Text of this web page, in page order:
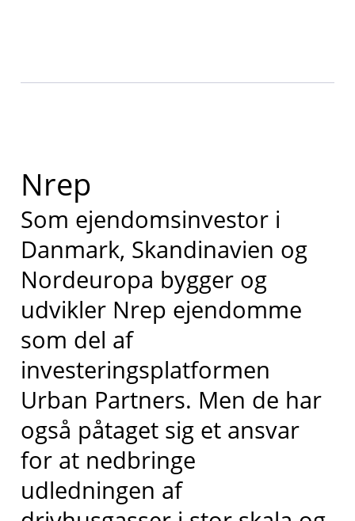
Nrep
Som ejendomsinvestor i
Danmark, Skandinavien og
Nordeuropa bygger og
udvikler Nrep ejendomme
som del af
investeringsplatformen
Urban Partners. Men de har
også påtaget sig et ansvar
for at nedbringe
udledningen af